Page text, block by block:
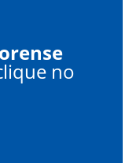
no